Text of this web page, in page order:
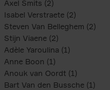
Axel Smits (2)
Isabel Verstraete (2) Apply
Steven Van Belleghem (2)
Stijn Viaene (2)
Adèle Yaroulina (1) Apply
Anne Boon (1)
Anouk van Oordt (1) Apply
Bart Van den Bussche (1)